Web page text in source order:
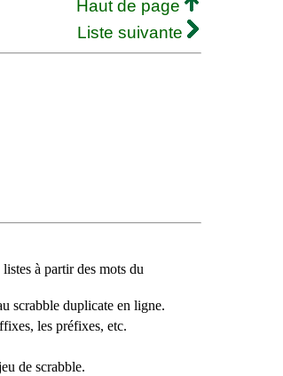
Haut de page
Liste suivante
à partir des mots du
scrabble duplicate en ligne.
les préfixes, etc.
de scrabble.